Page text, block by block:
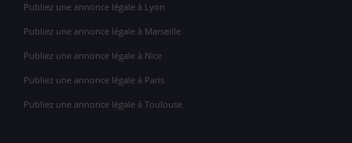
Publiez une annonce légale à Lyon
Publiez une annonce légale à Marseille
Publiez une annonce légale à Nice
Publiez une annonce légale à Paris
Publiez une annonce légale à Toulouse